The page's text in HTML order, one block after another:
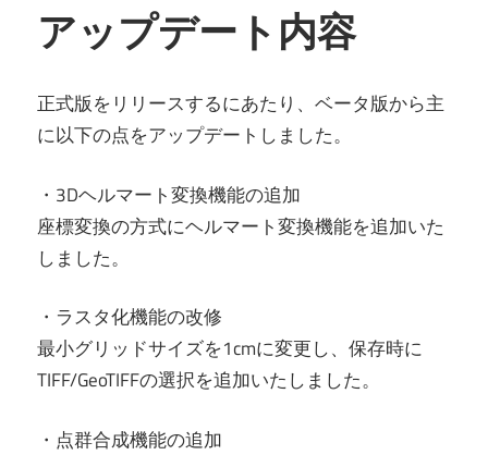
アップデート内容
正式版をリリースするにあたり、ベータ版から主
に以下の点をアップデートしました。
・3Dヘルマート変換機能の追加
座標変換の方式にヘルマート変換機能を追加いた
しました。
・ラスタ化機能の改修
最小グリッドサイズを1cmに変更し、保存時に
TIFF/GeoTIFFの選択を追加いたしました。
・点群合成機能の追加